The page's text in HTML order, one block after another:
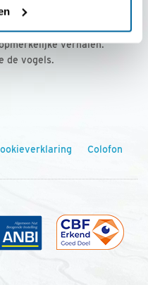
€ 36,00 per jaar
leden, met
verhalen.
de vogels.
Colofon